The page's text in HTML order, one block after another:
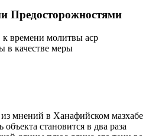
Предосторожностями
времени молитвы аср
в качестве меры
мнений в Ханафийском мазхабе
объекта становится в два раза